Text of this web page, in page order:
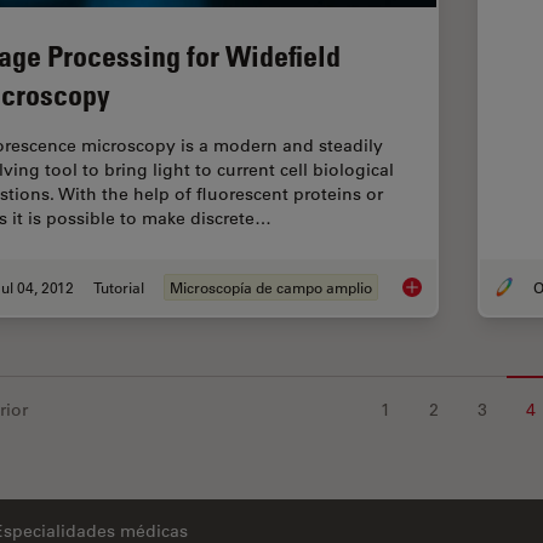
Processing for Widefield
microscopy is a modern and steadily
tool to bring light to current cell biological
With the help of fluorescent proteins or
it is possible to make discrete…
04, 2012 Tutorial Microscopía de campo amplio Image Processing
1 2 3 4
médicas